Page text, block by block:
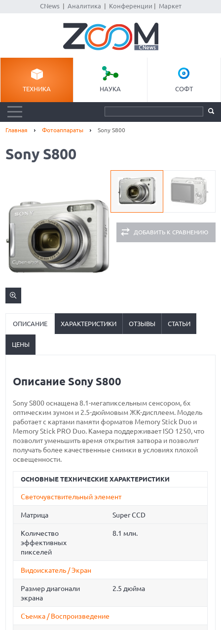
CNews| Аналитика Конференции Маркет
ТЕХНИКА НАУКА СОФТ
Главная Фотоаппараты Sony S800
Sony S800
ДОБАВИТЬ К СРАВНЕНИЮ
ОПИСАНИЕ ХАРАКТЕРИСТИКИ ОТЗЫВЫ СТАТЬИ
ЦЕНЫ
Описание Sony S800
Sony S800 оснащена 8.1-мегапиксельным сенсором, 6х
оптическим зумом и 2.5-дюймовым ЖК-дисплеем. Модель
работает с картами памяти форматов Memory Stick Duo и
Memory Stick PRO Duo. Камера поддерживает ISO 1250, что
позволит уменьшить время открытия затвора и позволит
получать более качественные снимки в условиях плохой
освещенности.
ОСНОВНЫЕ ТЕХНИЧЕСКИЕ ХАРАКТЕРИСТИКИ
Светочувствительный элемент
Матрица Super CCD
Количество
эффективных
пикселей
8.1 млн.
Видоискатель / Экран
Размер диагонали
экрана
2.5 дюйма
Съемка / Воспроизведение